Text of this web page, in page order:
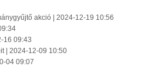
akció | 2024-12-19 10:56
16 09:43
| 2024-12-09 10:50
04 09:07